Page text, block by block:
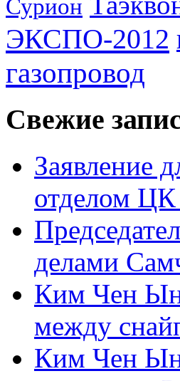
Сурион
ЭКСПО-2012
газопровод
Свежие
Заявление
отделом
делами
Ким Чен Ын
между
Ким Чен